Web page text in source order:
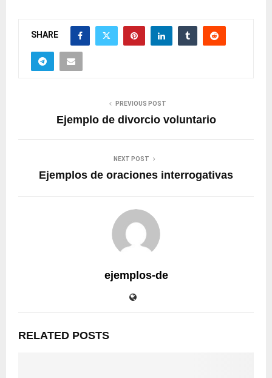
SHARE
PREVIOUS POST
Ejemplo de divorcio voluntario
NEXT POST
Ejemplos de oraciones interrogativas
ejemplos-de
RELATED POSTS